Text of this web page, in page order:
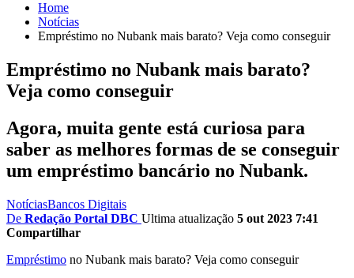
Home
Notícias
Empréstimo no Nubank mais barato? Veja como conseguir
Empréstimo no Nubank mais barato?
Veja como conseguir
Agora, muita gente está curiosa para
saber as melhores formas de se conseguir
um empréstimo bancário no Nubank.
NotíciasBancos Digitais
De Redação Portal DBC Ultima atualização 5 out 2023 7:41
Compartilhar
Empréstimo no Nubank mais barato? Veja como conseguir